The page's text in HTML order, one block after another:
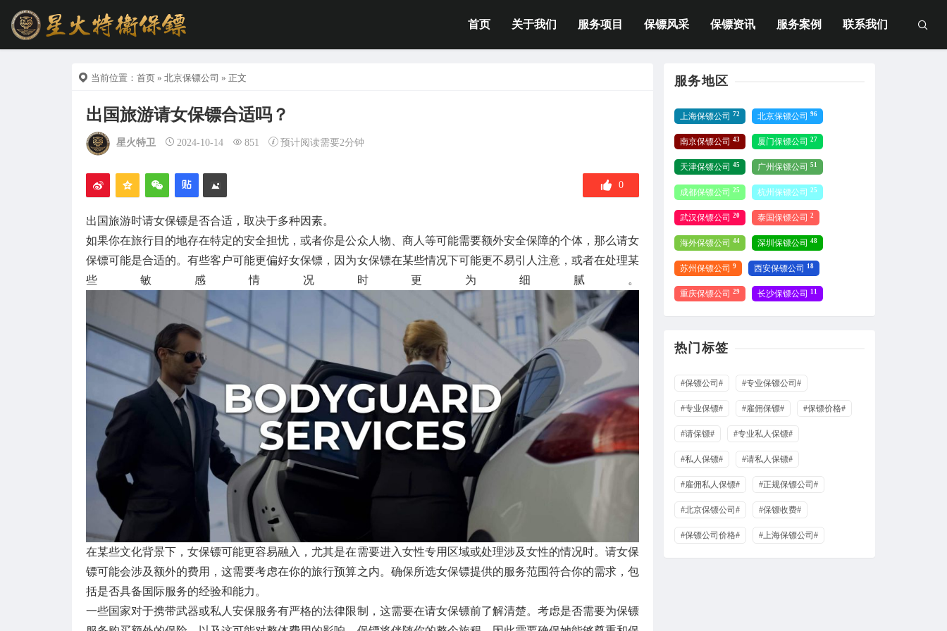
首页 关于我们 服务项目 保镖风采 保镖资讯 服务案例 联系我们
当前位置： 首页 » 北京保镖公司 » 正文
出国旅游请女保镖合适吗？
星火特卫 2024-10-14 851 预计阅读需要2分钟
0
出国旅游时请女保镖是否合适，取决于多种因素。
如果你在旅行目的地存在特定的安全担忧，或者你是公众人物、商人等可能需要额外安全保障的个体，那么请女
保镖可能是合适的。有些客户可能更偏好女保镖，因为女保镖在某些情况下可能更不易引人注意，或者在处理某
些敏感情况时更为细腻。
在某些文化背景下，女保镖可能更容易融入，尤其是在需要进入女性专用区域或处理涉及女性的情况时。请女保
镖可能会涉及额外的费用，这需要考虑在你的旅行预算之内。确保所选女保镖提供的服务范围符合你的需求，包
括是否具备国际服务的经验和能力。
一些国家对于携带武器或私人安保服务有严格的法律限制，这需要在请女保镖前了解清楚。考虑是否需要为保镖
服务地区
上海保镖公司 72 北京保镖公司 96
南京保镖公司 43 厦门保镖公司 27
天津保镖公司 45 广州保镖公司 51
成都保镖公司 25 杭州保镖公司 25
武汉保镖公司 20 泰国保镖公司 2
海外保镖公司 44 深圳保镖公司 48
苏州保镖公司 9 西安保镖公司 18
重庆保镖公司 29 长沙保镖公司 11
热门标签
#保镖公司# #专业保镖公司#
#专业保镖# #雇佣保镖# #保镖价格#
#请保镖# #专业私人保镖#
#私人保镖# #请私人保镖#
#雇佣私人保镖# #正规保镖公司#
#北京保镖公司# #保镖收费#
#保镖公司价格# #上海保镖公司#